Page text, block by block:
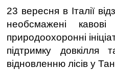
23 вересня в Італії
необсмажені
природоохоронні
підтримку довкілля
відновленню лісів у